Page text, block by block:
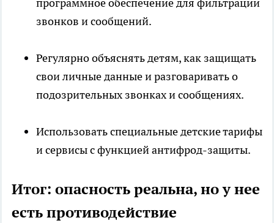
программное обеспечение для фильтрации
звонков и сообщений.
Регулярно объяснять детям, как защищать
свои личные данные и разговаривать о
подозрительных звонках и сообщениях.
Использовать специальные детские тарифы
и сервисы с функцией антифрод-защиты.
Итог: опасность реальна, но у нее
есть противодействие